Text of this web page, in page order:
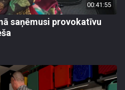
00:41:55
saņēmusi provokatīvu